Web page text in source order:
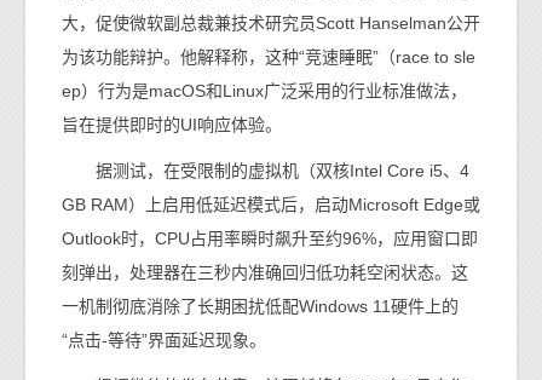
大，促使微软副总裁兼技术研究员Scott Hanselman公开
为该功能辩护。他解释称，这种“竞速睡眠”（race to sle
ep）行为是macOS和Linux广泛采用的行业标准做法，
旨在提供即时的UI响应体验。
据测试，在受限制的虚拟机（双核Intel Core i5、4
GB RAM）上启用低延迟模式后，启动Microsoft Edge或
Outlook时，CPU占用率瞬时飙升至约96%，应用窗口即
刻弹出，处理器在三秒内准确回归低功耗空闲状态。这
一机制彻底消除了长期困扰低配Windows 11硬件上的
“点击-等待”界面延迟现象。